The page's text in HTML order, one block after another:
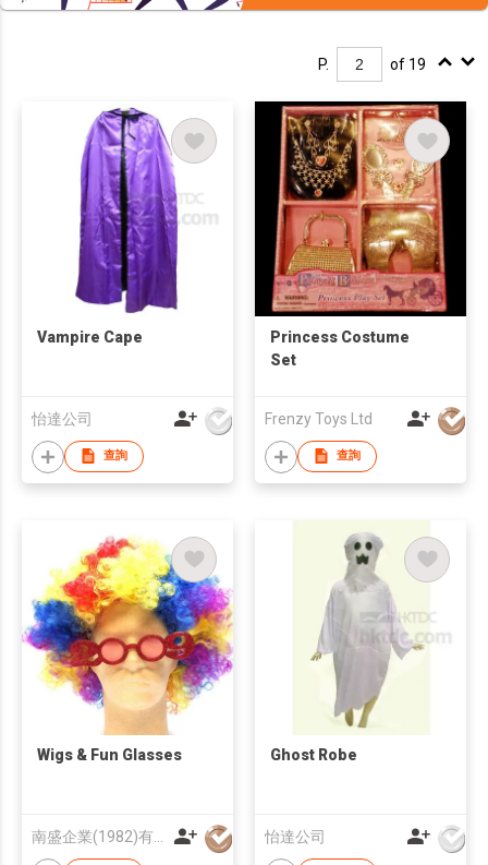
P. of 19
Vampire Cape
怡達公司
查詢
Princess Costume
Set
Frenzy Toys Ltd
查詢
Wigs & Fun Glasses Ghost Robe
怡達公司